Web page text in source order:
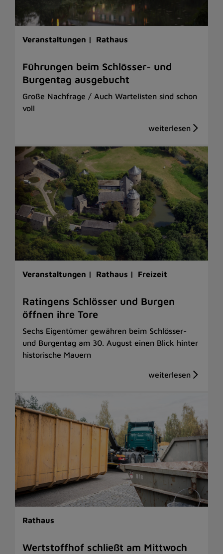
Veranstaltungen | Rathaus
Führungen beim Schlösser- und
Burgentag ausgebucht
Große Nachfrage / Auch Wartelisten sind schon
voll
Veranstaltungen | Rathaus | Freizeit
Ratingens Schlösser und Burgen
öffnen ihre Tore
Sechs Eigentümer gewähren beim Schlösser-
und Burgentag am 30. August einen Blick hinter
historische Mauern
Rathaus
Wertstoffhof schließt am Mittwoch